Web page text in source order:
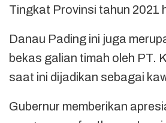
Tingkat Provinsi tahun 2021
Danau Pading ini juga
bekas galian timah oleh PT.
saat ini dijadikan sebagai
Gubernur memberikan